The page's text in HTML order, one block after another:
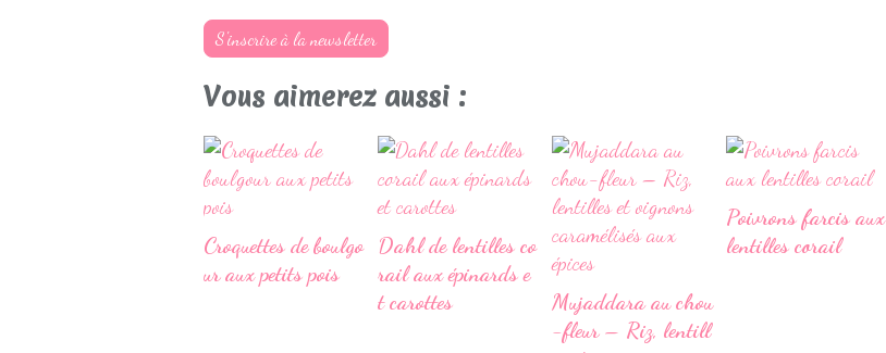
S'inscrire à la newsletter
Vous aimerez aussi :
Croquettes de boulgo
ur aux petits pois
Dahl de lentilles co
rail aux épinards e
t carottes
Mujaddara au chou
-fleur – Riz, lentill
Poivrons farcis aux
lentilles corail